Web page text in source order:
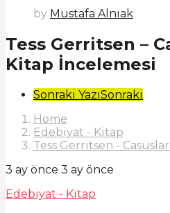
by Mustafa Alnıak
Tess Gerritsen –
Kitap İncelemesi
Post
Pagination
Sonraki YazıSonraki
Home
Edebiyat - Kitap
Tess Gerritsen -
3 ay önce 3 ay önce
Edebiyat - Kitap